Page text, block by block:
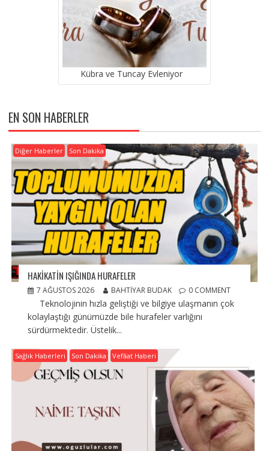
Kübra ve Tuncay Evleniyor
EN SON HABERLER
Diğer Haberler Son Dakika
HAKİKATİN IŞIĞINDA HURAFELER
7 AĞUSTOS 2026 BAHTIYAR BUDAK 0 COMMENT
Teknolojinin hızla geliştiği ve bilgiye ulaşmanın çok
kolaylaştığı günümüzde bile hurafeler varlığını
sürdürmektedir. Üstelik...
Sağlık Haberleri Son Dakika Vefâat Haberi